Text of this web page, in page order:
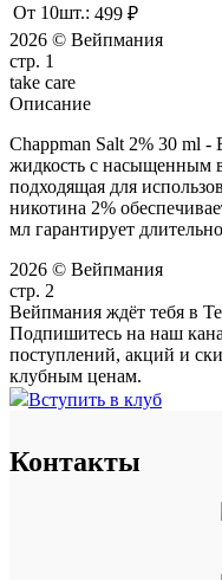
От 10шт.: 499 ₽
2026 © Вейпмания
стр. 1
take care
Описание
Chappman Salt 2% 30 ml
жидкость с насыщенным
подходящая для
никотина 2%
мл гарантирует
2026 © Вейпмания
стр. 2
Вейпмания ждёт тебя в
Подпишитесь на наш
поступлений, акций и
клубным ценам.
Вступить в клуб
Контакты